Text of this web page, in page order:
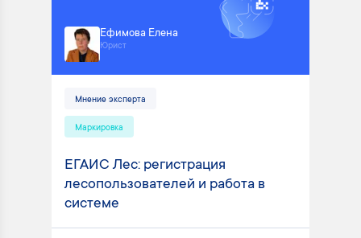
Ефимова Елена
Юрист
Мнение эксперта
Маркировка
ЕГАИС Лес: регистрация
лесопользователей и работа в
системе